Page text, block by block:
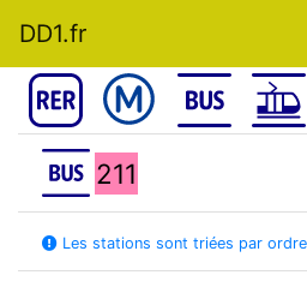
DD1.fr
211
Les stations sont triées par